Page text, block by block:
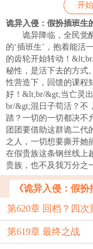
开
诡异入侵：假扮插班生
诡异降临，全民觉
的‘插班生’，抱着能活
的齿轮开始转动！
秘性，是活下去的方式
性营造下，回馈的课程
好！&lt;br/&gt;当亡灵
br/&gt;混日子苟活？不
踏？一切的一切都决不
团团要借助这群诡二代
之人，一切想要撕开她
在假贵族这条钢丝线上
贵族，也不及我万分之
《诡异入侵：假
第620章 回档？四次
第619章 最终之战